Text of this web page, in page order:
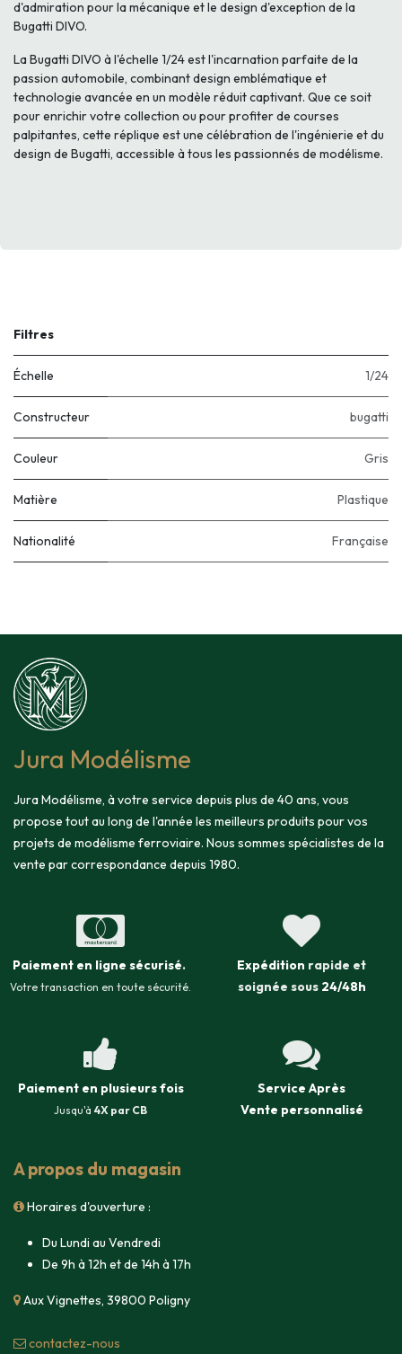
d'admiration pour la mécanique et le design d'exception de la
Bugatti DIVO.
La Bugatti DIVO à l'échelle 1/24 est l'incarnation parfaite de la
passion automobile, combinant design emblématique et
technologie avancée en un modèle réduit captivant. Que ce soit
pour enrichir votre collection ou pour profiter de courses
palpitantes, cette réplique est une célébration de l'ingénierie et du
design de Bugatti, accessible à tous les passionnés de modélisme.
Filtres
Échelle 1/24
Constructeur bugatti
Couleur Gris
Matière Plastique
Nationalité Française
Jura Modélisme
Jura Modélisme, à votre service depuis plus de 40 ans, vous
propose tout au long de l'année les meilleurs produits pour vos
projets de modélisme ferroviaire. Nous sommes spécialistes de la
vente par correspondance depuis 1980.
Paiement en ligne sécurisé.
Votre transaction en toute sécurité.
Expédition rapide et
soignée sous 24/48h
Paiement en plusieurs fois
Jusqu'à 4X par CB
Service Après
Vente personnalisé
A propos du magasin
Horaires d'ouverture :
Du Lundi au Vendredi
De 9h à 12h et de 14h à 17h
Aux Vignettes, 39800 Poligny
contacte​z-nous